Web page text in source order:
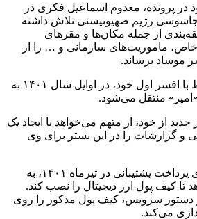
پرونده، معدوم اسماعیل فکری در
رژیم صهیونیستی تلاش داشته
از جمله مکان‌ها و مقرهای
ماموریت‌های سازمانی و … را از
موساد برساند.
محکوم‌علیه پس از ارتباط با افسر اول خود، در اوایل سال ۱۴۰۱ به
منتقل می‌شود.
«امیر» ضمن ارائه راهکار جدید از خود، از متهم می‌‎خواهد با ایجاد یک
و گزارشات را در این بستر برای وی
افسر سرویس در راستای پرداخت پشتیبانی در تیرماه ۱۴۰۱، به
تا کیف پول ارز دیجیتال را نصب کند.
دستور سرویس، کیف پول مذکور را روی
می‌کند.